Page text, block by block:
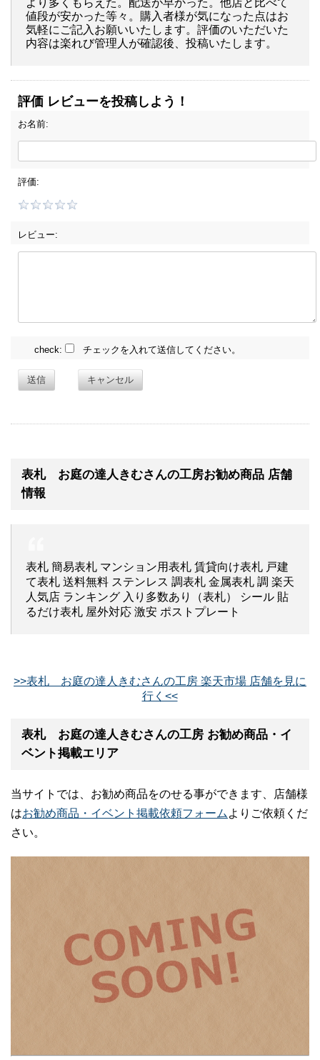
値段が安かった等々。購入者様が気になった点はお
気軽にご記入お願いいたします。評価のいただいた
内容は楽れび管理人が確認後、投稿いたします。
評価 レビューを投稿しよう！
お名前:
評価:
レビュー:
check: チェックを入れて送信してください。
送信 キャンセル
表札 お庭の達人きむさんの工房お勧め商品 店舗
情報
表札 簡易表札 マンション用表札 賃貸向け表札 戸建
て表札 送料無料 ステンレス 調表札 金属表札 調 楽天
人気店 ランキング 入り多数あり（表札） シール 貼
るだけ表札 屋外対応 激安 ポストプレート
>>表札 お庭の達人きむさんの工房 楽天市場 店舗を見に
行く<<
表札 お庭の達人きむさんの工房 お勧め商品・イ
ベント掲載エリア
当サイトでは、お勧め商品をのせる事ができます、店舗様
はお勧め商品・イベント掲載依頼フォーム よりご依頼くだ
さい。